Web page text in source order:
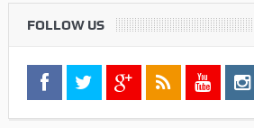
FOLLOW US